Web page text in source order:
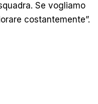
Se vogliamo
costantemente”.